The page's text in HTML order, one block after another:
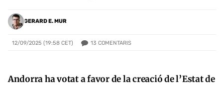
GERARD E. MUR
12/09/2025 (19:58 CET) 13 COMENTARIS
Andorra ha votat a favor de la creació de l’Estat de